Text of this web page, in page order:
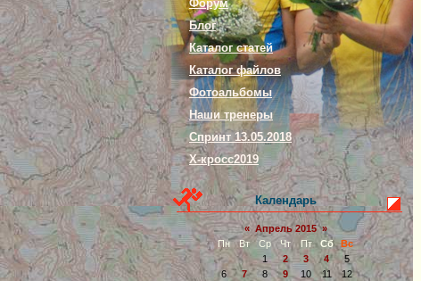
Форум
Блог
Каталог статей
Каталог файлов
Фотоальбомы
Наши тренеры
Спринт 13.05.2018
Х-кросс2019
Календарь
« Апрель 2015 »
Пн
Вт Ср Чт Пт Сб
Вс
1
2 3 4
5
6
7 8 9 10 11
12